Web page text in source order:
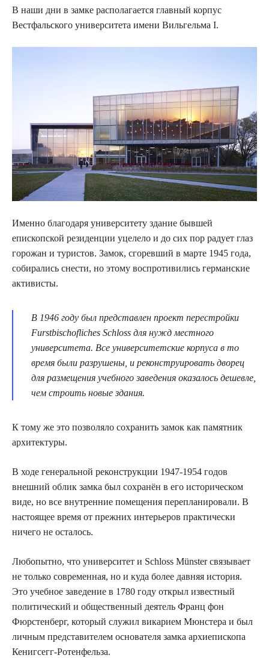
В наши дни в замке располагается главный корпус
Вестфальского университета имени Вильгельма I.
Именно благодаря университету здание бывшей
епископской резиденции уцелело и до сих пор радует глаз
горожан и туристов. Замок, сгоревший в марте 1945 года,
собирались снести, но этому воспротивились германские
активисты.
В 1946 году был представлен проект перестройки
Furstbischofliches Schloss для нужд местного
университета. Все университетские корпуса в то
время были разрушены, и реконструировать дворец
для размещения учебного заведения оказалось дешевле,
чем строить новые здания.
К тому же это позволяло сохранить замок как памятник
архитектуры.
В ходе генеральной реконструкции 1947-1954 годов
внешний облик замка был сохранён в его историческом
виде, но все внутренние помещения перепланировали. В
настоящее время от прежних интерьеров практически
ничего не осталось.
Любопытно, что университет и Schloss Münster связывает
не только современная, но и куда более давняя история.
Это учебное заведение в 1780 году открыл известный
политический и общественный деятель Франц фон
Фюрстенберг, который служил викарием Мюнстера и был
личным представителем основателя замка архиепископа
Кенигсегг-Ротенфельза.